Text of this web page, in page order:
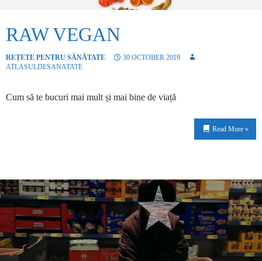
RAW VEGAN
REȚETE PENTRU SĂNĂTATE
30 OCTOBER 2019
ATLASULDESANATATE
Cum să te bucuri mai mult și mai bine de viață
Read More »